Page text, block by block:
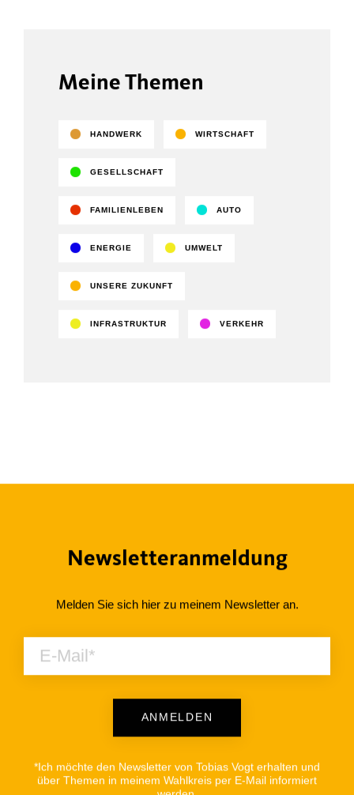
Meine Themen
HANDWERK WIRTSCHAFT
GESELLSCHAFT
FAMILIENLEBEN AUTO
ENERGIE UMWELT
UNSERE ZUKUNFT
INFRASTRUKTUR VERKEHR
Newsletteranmeldung
Melden Sie sich hier zu meinem Newsletter an.
ANMELDEN
*Ich möchte den Newsletter von Tobias Vogt erhalten und
über Themen in meinem Wahlkreis per E-Mail informiert